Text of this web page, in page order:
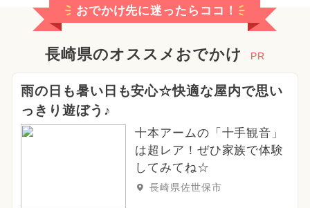
おでかけ先に迷ったらココ！
長崎県のオススメおでかけ PR
雨の日も暑い日も安心☆快適な屋内で思い
っきり遊ぼう♪
十本アームの「十手観音」
は超レア！ぜひ家族で体験
してみてね☆
長崎県佐世保市